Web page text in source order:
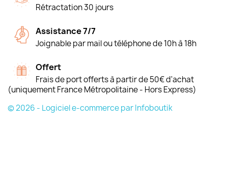
Rétractation 30 jours
Assistance 7/7
Joignable par mail ou téléphone de 10h à 18h
Offert
Frais de port offerts à partir de 50€ d'achat
(uniquement France Métropolitaine - Hors Express)
© 2026 - Logiciel e-commerce par Infoboutik